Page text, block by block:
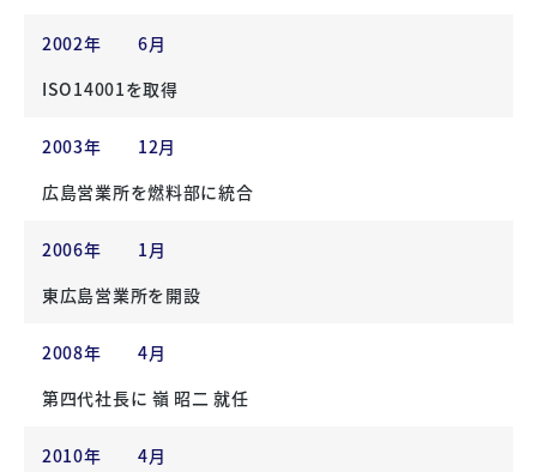
2002年
6月
ISO14001を取得
2003年
12月
広島営業所を燃料部に統合
2006年
1月
東広島営業所を開設
2008年
4月
第四代社長に 嶺 昭二 就任
2010年
4月